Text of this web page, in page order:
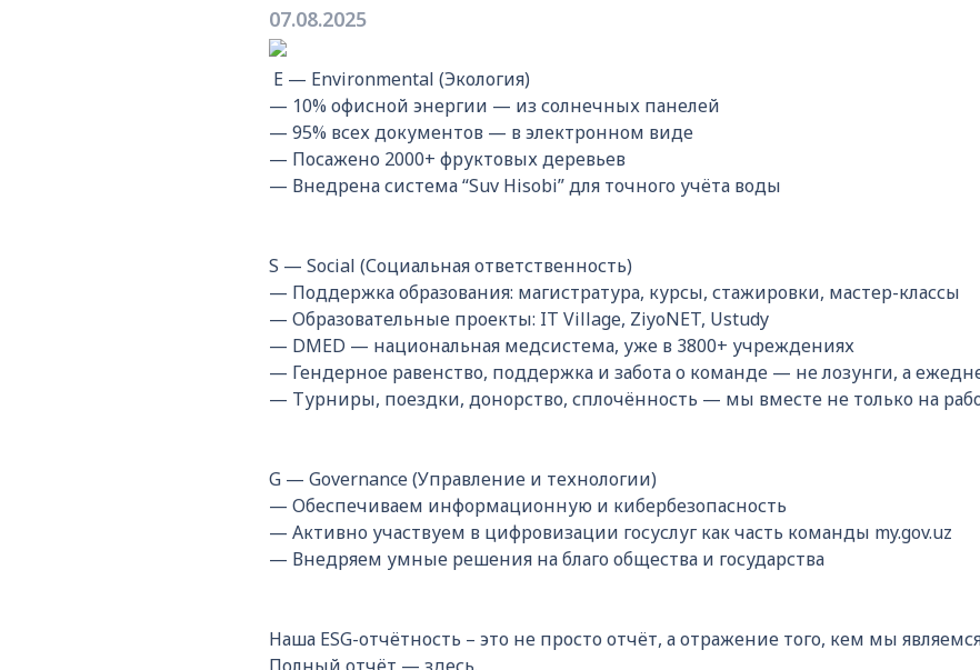
07.08.2025
E — Environmental (Экология)
— 10% офисной энергии — из солнечных панелей
— 95% всех документов — в электронном виде
— Посажено 2000+ фруктовых деревьев
— Внедрена система “Suv Hisobi” для точного учёта воды
S — Social (Социальная ответственность)
— Поддержка образования: магистратура, курсы, стажировки, мастер-классы
— Образовательные проекты: IT Village, ZiyoNET, Ustudy
— DMED — национальная медсистема, уже в 3800+ учреждениях
— Гендерное равенство, поддержка и забота о команде — не лозунги, а
— Турниры, поездки, донорство, сплочённость — мы вместе не только на
G — Governance (Управление и технологии)
— Обеспечиваем информационную и кибербезопасность
— Активно участвуем в цифровизации госуслуг как часть команды my.gov.uz
— Внедряем умные решения на благо общества и государства
Наша ESG-отчётность – это не просто отчёт, а отражение того, кем мы